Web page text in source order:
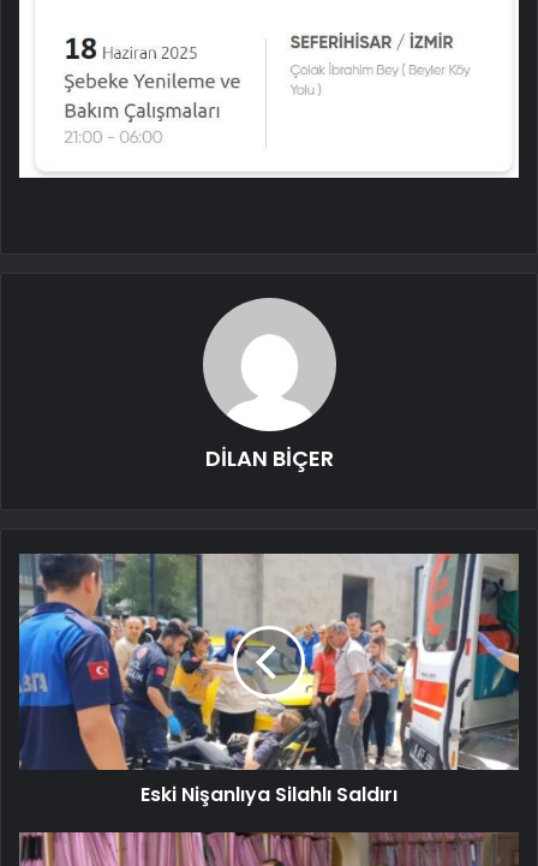
DİLAN BİÇER
Eski Nişanlıya Silahlı Saldırı